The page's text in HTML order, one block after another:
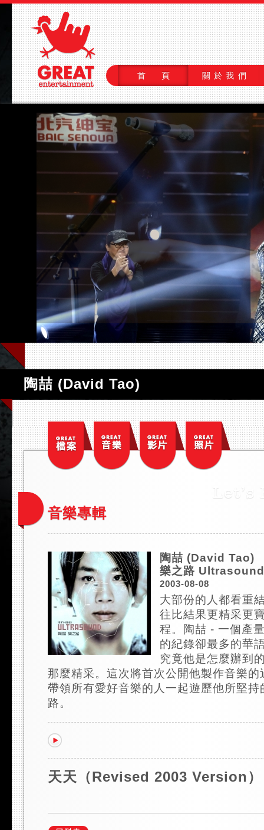
首 頁 關於我們
陶喆 (David Tao)
音樂專輯
陶喆 (David Tao)
樂之路
2003-08-08
大部份的人都看重
往比結果更精采更
程。陶喆 - 一個產
的紀錄卻最多的華
究竟他是怎麼辦到
那麼精采。這次將首次公開他製作音樂
帶領所有愛好音樂的人一起遊歷他所堅持
路。
天天（Revised 2003 Version）